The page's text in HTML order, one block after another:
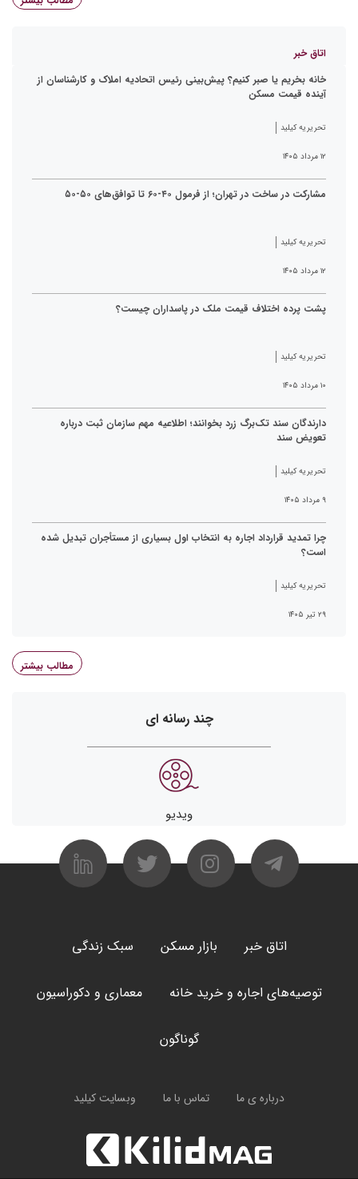
اتاق خبر
خانه بخریم یا صبر کنیم؟ پیش‌بینی رئیس اتحادیه املاک و کارشناسان از
آینده قیمت مسکن
تحریریه کیلید
۱۲ مرداد ۱۴۰۵
مشارکت در ساخت در تهران؛ از فرمول ۴۰-۶۰ تا توافق‌های ۵۰-۵۰
تحریریه کیلید
۱۲ مرداد ۱۴۰۵
پشت پرده اختلاف قیمت ملک در پاسداران چیست؟
تحریریه کیلید
۱۰ مرداد ۱۴۰۵
دارندگان سند تک‌برگ زرد بخوانند؛ اطلاعیه مهم سازمان ثبت درباره
تعویض سند
تحریریه کیلید
۹ مرداد ۱۴۰۵
چرا تمدید قرارداد اجاره به انتخاب اول بسیاری از مستأجران تبدیل شده
است؟
تحریریه کیلید
۲۹ تیر ۱۴۰۵
مطالب بیشتر
چند رسانه ای
ویدیو
اتاق خبر بازار مسکن سبک زندگی
توصیه‌های اجاره و خرید خانه معماری و دکوراسیون
گوناگون
درباره ی ما تماس با ما وبسایت کیلید